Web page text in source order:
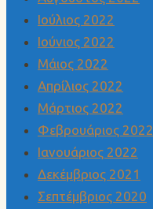
Ιούλιος 2022
Ιούνιος 2022
Μάιος 2022
Απρίλιος 2022
Μάρτιος 2022
Φεβρουάριος 2022
Ιανουάριος 2022
Δεκέμβριος 2021
Σεπτέμβριος 2020